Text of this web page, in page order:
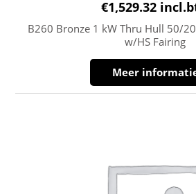
€1,529.32
B260 Bronze 1 kW Thru Hull 50/
w/HS Fairing
Meer